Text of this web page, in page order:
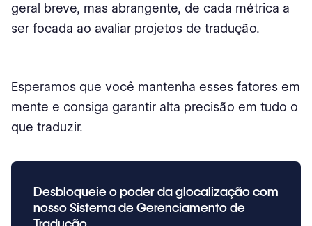
geral breve, mas abrangente, de cada métrica a
ser focada ao avaliar projetos de tradução.
Esperamos que você mantenha esses fatores em
mente e consiga garantir alta precisão em tudo o
que traduzir.
Desbloqueie o poder da glocalização com
nosso Sistema de Gerenciamento de